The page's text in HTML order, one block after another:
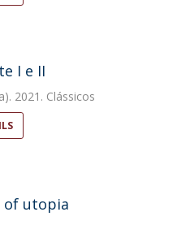
I e II
2021. Clássicos
of utopia